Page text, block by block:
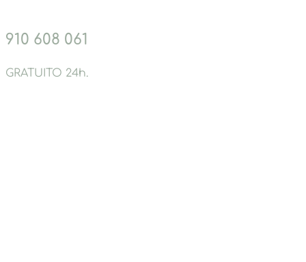
910 608 061
GRATUITO 24h.